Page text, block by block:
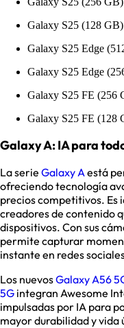
Galaxy S25 (128
Galaxy S25 Edge
Galaxy S25 Edge
Galaxy S25 FE (256
Galaxy S25 FE (128
Galaxy A: IA para
La serie Galaxy A está
ofreciendo tecnología
precios competitivos. Es
creadores de contenido
dispositivos. Con sus
permite capturar
instante en redes
Los nuevosGalaxy A56
5G integran Awesome
impulsadas por IA para
mayor durabilidad y vida